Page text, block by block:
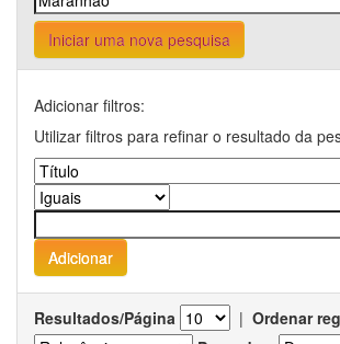
Iniciar uma nova pesquisa
Adicionar filtros:
Utilizar filtros para refinar o resultado da
Resultados/Página | Ordenar